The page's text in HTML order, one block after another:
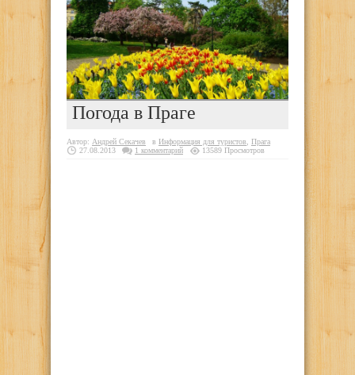
Погода в Праге
Автор: Андрей Секачев в Информация для туристов Прага
27.08.2013
1 комментарий 13589 Просмотров